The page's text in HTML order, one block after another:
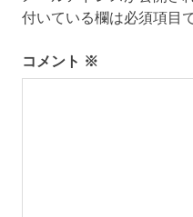
し
釣
ゲ
ー
シ
付いている欄は必須項目
コメント ※